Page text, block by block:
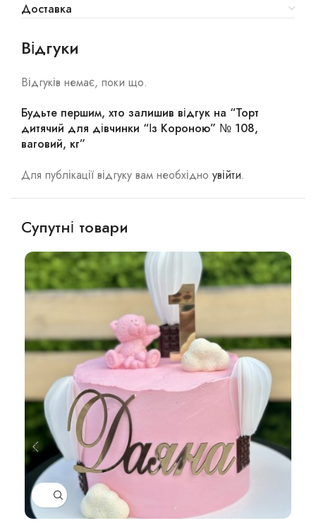
Доставка
Відгуки
Відгуків немає, поки що.
Будьте першим, хто залишив відгук на “Торт
дитячий для дівчинки “Із Короною” № 108,
ваговий, кг”
Для публікації відгуку вам необхідно увійти.
Супутні товари